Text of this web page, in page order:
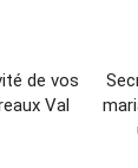
de vos
Val